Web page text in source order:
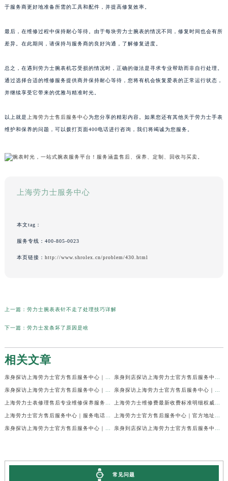
于服务商更好地准备所需的工具和配件，并提高修复效率。
最后，在维修过程中保持耐心等待。由于每块劳力士腕表的情况不同，修复时间也会有所
差异。在此期间，请保持与服务商的良好沟通，了解修复进度。
总之，在遇到劳力士腕表机芯受损的情况时，正确的做法是寻求专业帮助而非自行处理。
通过选择合适的维修服务提供商并保持耐心等待，您将有机会恢复爱表的正常运行状态，
并继续享受它带来的优雅与精准时光。
以上就是 上海劳力士售后服务中心为您分享的精彩内容。如果您还有其他关于劳力士手表
维护和保养的问题，可以拨打页面400电话进行咨询，我们将竭诚为您服务。
上海劳力士服务中心
本文tag：
服务专线： 400-805-0023
本页链接： http://www.shrolex.cn/problem/430.html
上一篇： 劳力士腕表表针不走了处理技巧详解
下一篇： 劳力士发条坏了原因是啥
相关文章
常见问题